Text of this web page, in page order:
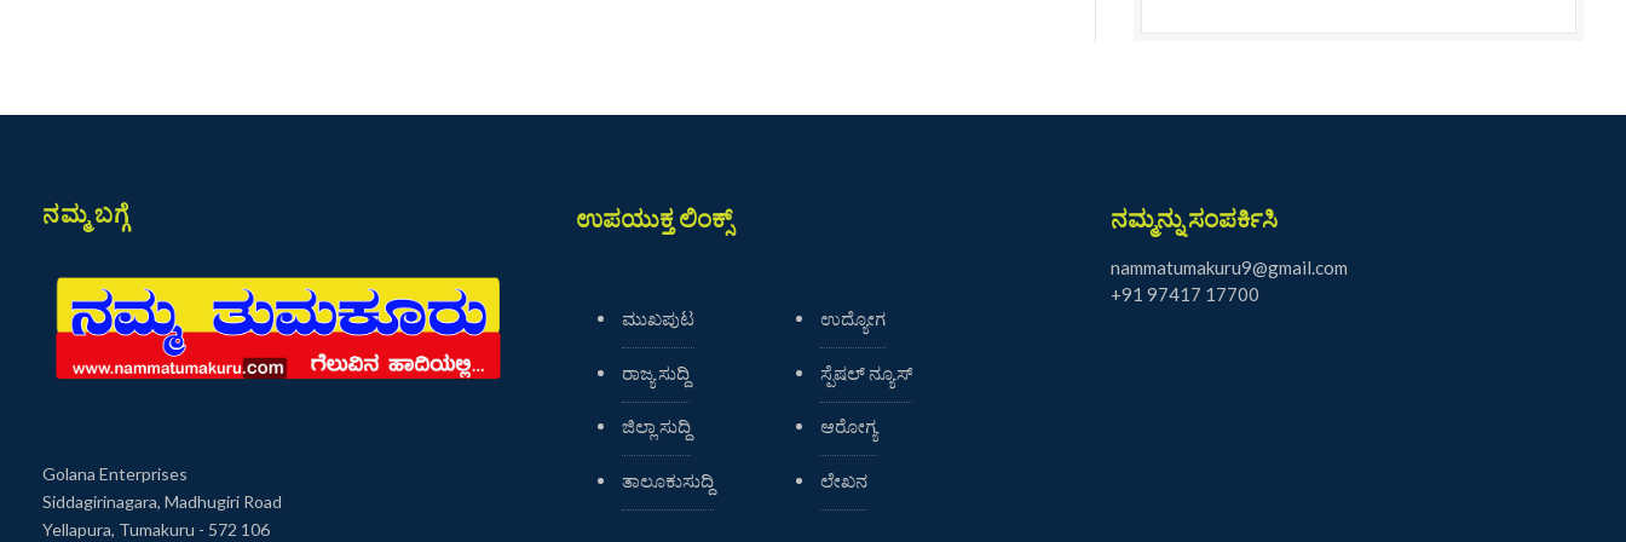
ನಮ್ಮ ಬಗ್ಗೆ
Golana Enterprises
Siddagirinagara, Madhugiri Road
Yellapura, Tumakuru - 572 106
ಉಪಯುಕ್ತ ಲಿಂಕ್ಸ್
ಮುಖಪುಟ
ರಾಜ್ಯ ಸುದ್ದಿ
ಜಿಲ್ಲಾ ಸುದ್ದಿ
ತಾಲೂಕುಸುದ್ದಿ
ಉದ್ಯೋಗ
ಸ್ಪೆಷಲ್ ನ್ಯೂಸ್
ಆರೋಗ್ಯ
ಲೇಖನ
ನಮ್ಮನ್ನು ಸಂಪರ್ಕಿಸಿ
nammatumakuru9@gmail.com
+91 97417 17700